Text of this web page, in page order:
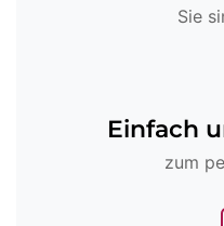
Sie
Einfach
zum